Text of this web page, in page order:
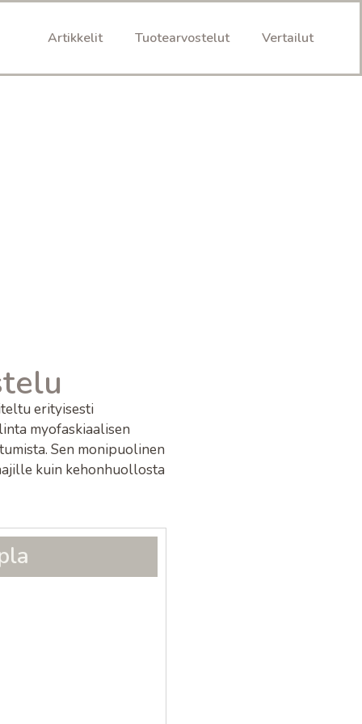
Artikkelit Tuotearvostelut Vertailut
erityisesti
myofaskiaalisen
Sen monipuolinen
kuin kehonhuollosta